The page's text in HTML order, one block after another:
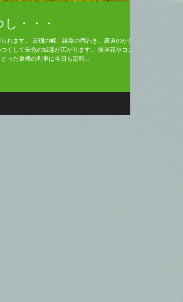
・・・
れます。 田畑の畔、線路の両わき、農道のかたわ
くして朱色の絨毯が広がります。 彼岸花やコスモ
った単機の列車は今日も定時...